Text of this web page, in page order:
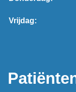
Vrijdag: